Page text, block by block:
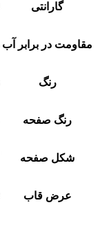
گارانتی
مقاومت در برابر آب
رنگ
رنگ صفحه
شکل صفحه
عرض قاب